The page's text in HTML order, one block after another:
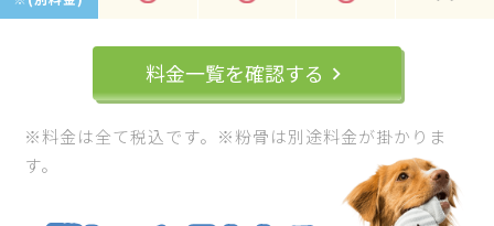
料金一覧を確認する keyboard_arrow_right
※料金は全て税込です。※粉骨は別途料金が掛かりま
す。